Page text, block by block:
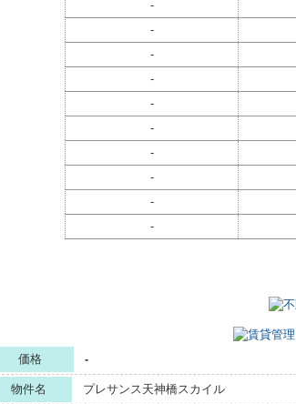
-
-
-
-
-
-
-
-
-
-
価格 -
物件名 プレサンス天神橋スカイル